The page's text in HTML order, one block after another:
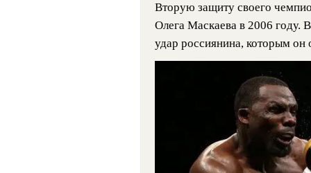
Вторую защиту своего
Олега Маскаева в 2006 году.
удар россиянина, которым он